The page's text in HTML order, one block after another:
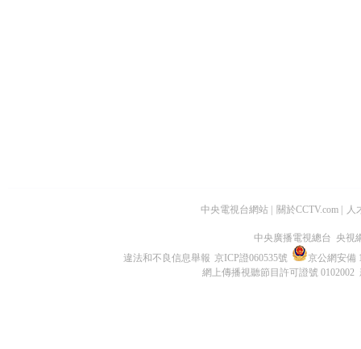
中央電視台網站 關於CCTV.com 人
中央廣播電視總台 央視
違法和不良信息舉報 京ICP證060535號
京公網安備
網上傳播視聽節目許可證號 0102002